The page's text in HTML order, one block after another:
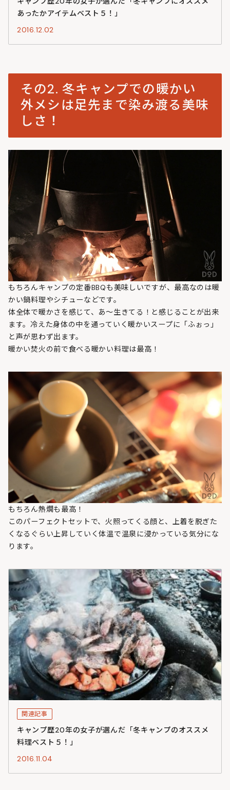
あったかアイテムベスト５！」
2016.12.02
その2. 冬キャンプでの暖かい
外メシは足先まで染み渡る美味
しさ！
もちろんキャンプの定番BBQも美味しいですが、最高なのは暖
かい鍋料理やシチューなどです。
体全体で暖かさを感じて、あ～生きてる！と感じることが出来
ます。冷えた身体の中を通っていく暖かいスープに「ふぉっ」
と声が思わず出ます。
暖かい焚火の前で食べる暖かい料理は最高！
もちろん熱燗も最高！
このパーフェクトセットで、火照ってくる顔と、上着を脱ぎた
くなるぐらい上昇していく体温で温泉に浸かっている気分にな
ります。
関連記事
キャンプ歴20年の女子が選んだ「冬キャンプのオススメ
料理ベスト５！」
2016.11.04